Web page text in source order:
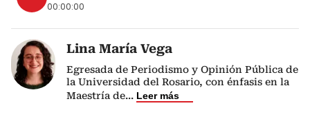
00:00:00
Lina María Vega
Egresada de Periodismo y Opinión Pública de
la Universidad del Rosario, con énfasis en la
Maestría de... Leer más